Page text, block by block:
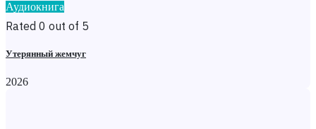
Аудиокнига
Rated 0 out of 5
Утерянный жемчуг
2026